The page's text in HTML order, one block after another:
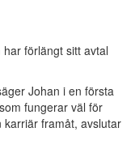
förlängt sitt avtal
Johan i en första
fungerar väl för
karriär framåt, avslutar